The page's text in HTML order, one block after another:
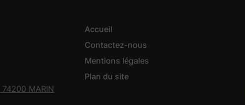
74200 MARIN
Accueil
Contactez-nous
Mentions légales
Plan du site